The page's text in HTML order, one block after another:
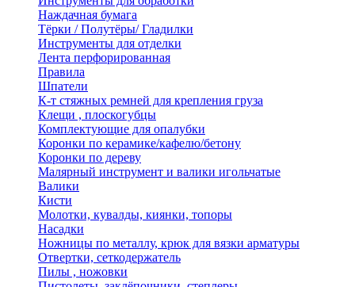
Наждачная бумага
Тёрки / Полутёры/ Гладилки
Инструменты для отделки
Лента перфорированная
Правила
Шпатели
К-т стяжных ремней для крепления груза
Клещи , плоскогубцы
Комплектующие для опалубки
Коронки по керамике/кафелю/бетону
Коронки по дереву
Малярный инструмент и валики игольчатые
Валики
Кисти
Молотки, кувалды, киянки, топоры
Насадки
Ножницы по металлу, крюк для вязки арматуры
Отвертки, сеткодержатель
Пилы , ножовки